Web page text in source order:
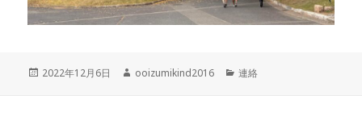
投
2022年12月6日
作
ooizumikind2016
カ
連絡